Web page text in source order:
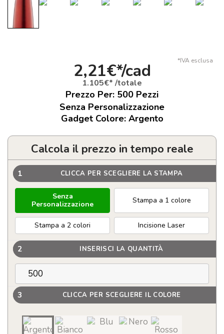
*IVA esclusa
2,21€*/cad
1.105€* /totale
Prezzo Per: 500 Pezzi
Senza Personalizzazione
Gadget Colore: Argento
Calcola il prezzo in tempo reale
1 CLICCA PER SCEGLIERE LA STAMPA
Senza
Personalizzazione
Stampa a 1 colore
Stampa a 2 colori Incisione Laser
2 INSERISCI LA QUANTITÀ
3 CLICCA PER SCEGLIERE IL COLORE